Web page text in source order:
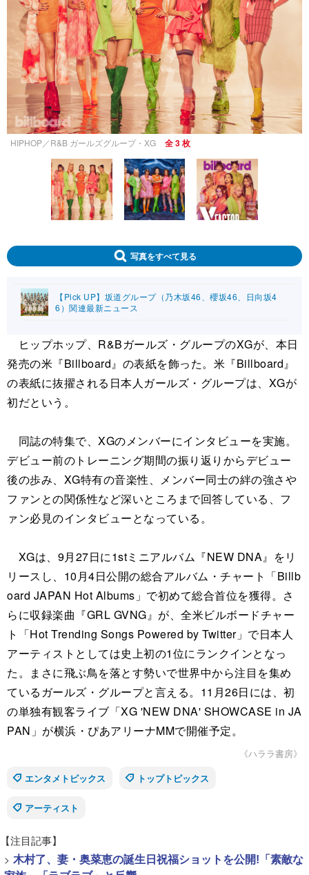
HIPHOP／R&B ガールズグループ・XG 全 3 枚
写真をすべて見る
【Pick UP】坂道グループ（乃木坂46、櫻坂46、日向坂4
6）関連最新ニュース
ヒップホップ、R&Bガールズ・グループのXGが、本日
発売の米『Billboard』の表紙を飾った。米『Billboard』
の表紙に抜擢される日本人ガールズ・グループは、XGが
初だという。
同誌の特集で、XGのメンバーにインタビューを実施。
デビュー前のトレーニング期間の振り返りからデビュー
後の歩み、XG特有の音楽性、メンバー同士の絆の強さや
ファンとの関係性など深いところまで回答している、フ
ァン必見のインタビューとなっている。
XGは、9月27日に1stミニアルバム『NEW DNA』をリ
リースし、10月4日公開の総合アルバム・チャート「Billb
oard JAPAN Hot Albums」で初めて総合首位を獲得。さ
らに収録楽曲『GRL GVNG』が、全米ビルボードチャー
ト「Hot Trending Songs Powered by Twitter」で日本人
アーティストとしては史上初の1位にランクインとなっ
た。まさに飛ぶ鳥を落とす勢いで世界中から注目を集め
ているガールズ・グループと言える。11月26日には、初
の単独有観客ライブ「XG 'NEW DNA' SHOWCASE in JA
PAN」が横浜・ぴあアリーナMMで開催予定。
《ハララ書房》
エンタメトピックス
トップトピックス
アーティスト
【注目記事】
> 木村了、妻・奥菜恵の誕生日祝福ショットを公開!「素敵な